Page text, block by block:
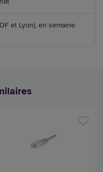
et Lyon), en semaine